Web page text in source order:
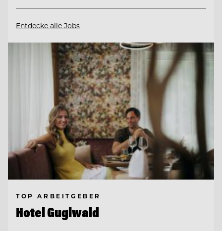
Entdecke alle Jobs
TOP ARBEITGEBER
Hotel Guglwald